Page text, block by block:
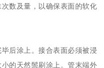
数及量，以确保表面的软化
后涂上。接合表面必须被浸
的天然鬃刷涂上。管末端外